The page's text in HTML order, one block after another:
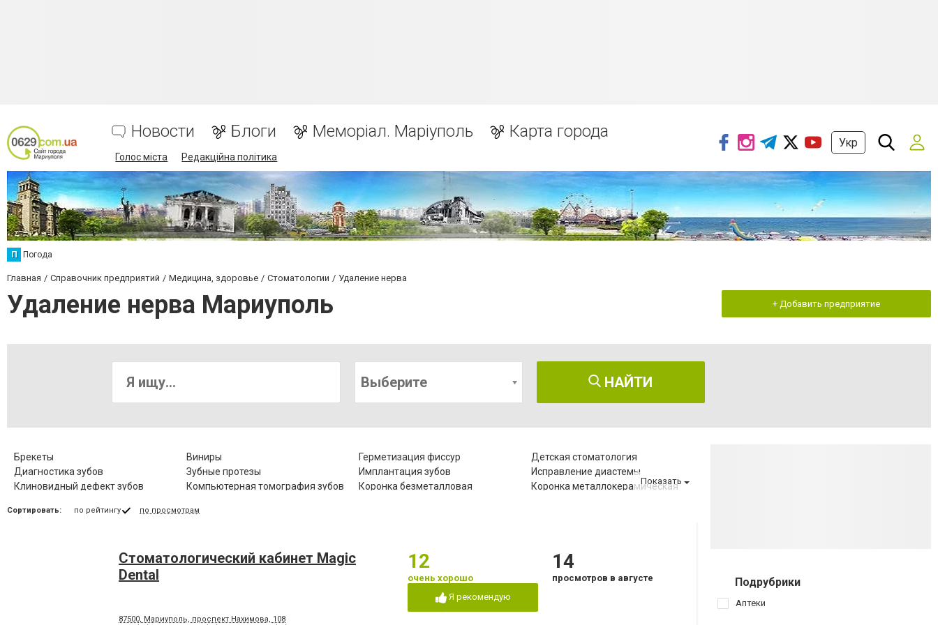
Новости Блоги Меморіал. Маріуполь Карта города
Голос міста Редакційна політика
Укр
П Погода
Главная Справочник предприятий Медицина, здоровье Стоматологии Удаление нерва
Удаление нерва Мариуполь + Добавить предприятие
Выберите НАЙТИ
Брекеты Виниры Герметизация фиссур
Детская стоматология
Диагностика зубов
Зубные протезы Имплантация зубов
Исправление диастемы
Клиновидный дефект зубов
Компьютерная томография зубов Коронка безметалловая
Коронка металлокерамическая
Лечение гингивита
Лечение гиперестезии
Лечение корневых каналов Лечение лазером Лечение пародонтита
Лечение пародонтоза
Лечение периодонтита
Лечение под наркозом
Лечение пульпита
Озонотерапия в стоматологии
Отбеливание зубов
Пластины для исправления
Показать
Сортировать: по рейтингу по просмотрам
Стоматологический кабинет Magic
Dental
87500, Мариуполь, проспект Нахимова, 108
12
очень хорошо
Я рекомендую
14
просмотров в августе Подрубрики
Аптеки